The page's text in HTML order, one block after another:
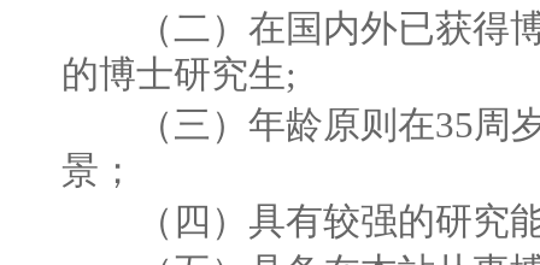
（二）在国内外已获得博
的博士研究生;
（三）年龄原则在35周岁
景；
（四）具有较强的研究